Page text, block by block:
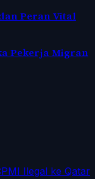
Peran Vital
Pekerja Migran
Ilegal ke Qatar